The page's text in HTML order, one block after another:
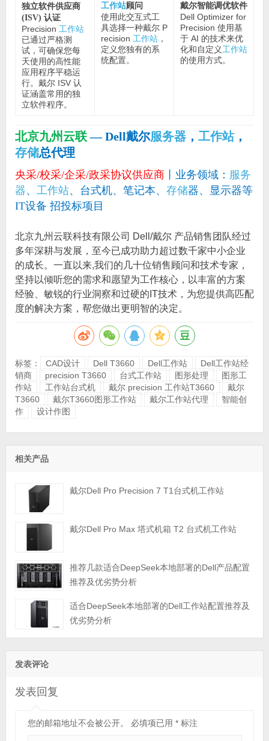
独立软件供应商
(ISV) 认证
Precision 工作站
已通过严格测
试，可确保您每
天使用的高性能
应用程序平稳运
行。戴尔 ISV 认
证涵盖常用的独
立软件程序。
工作站顾问
使用此交互式工
具选择一种戴尔 P
recision 工作站，
定义您独有的系
统配置。
戴尔智能调优软件
Dell Optimizer for
Precision 使用基
于 AI 的技术来优
化和自定义工作站
的使用方式。
北京九州云联— Dell戴尔服务器， 工作站，
存储总代理
央采/校采/企采/政采协议供应商丨业务领域： 服务
器、 工作站、台式机、笔记本、 存储器、显示器等
IT设备 招投标项目
北京九州云联科技有限公司 Dell/戴尔 产品销售团队经过
多年深耕与发展，至今已成功助力超过数千家中小企业
的成长。一直以来,我们的几十位销售顾问和技术专家，
坚持以倾听您的需求和愿望为工作核心，以丰富的方案
经验、敏锐的行业洞察和过硬的IT技术，为您提供高匹配
度的解决方案，帮您做出更明智的决定。
标签： CAD设计 Dell T3660 Dell工作站
Dell工作站经
销商
precision T3660 台式工作站 图形处理
图形工
作站
工作站台式机 戴尔 precision 工作站T3660
戴尔
T3660
戴尔T3660图形工作站 戴尔工作站代理
智能创
作
设计作图
相关产品
戴尔Dell Pro Precision 7 T1台式机工作站
戴尔Dell Pro Max 塔式机箱 T2 台式机工作站
推荐几款适合DeepSeek本地部署的Dell产品配置
推荐及优劣势分析
适合DeepSeek本地部署的Dell工作站配置推荐及
优劣势分析
发表评论
发表回复
您的邮箱地址不会被公开。 必填项已用 *标注